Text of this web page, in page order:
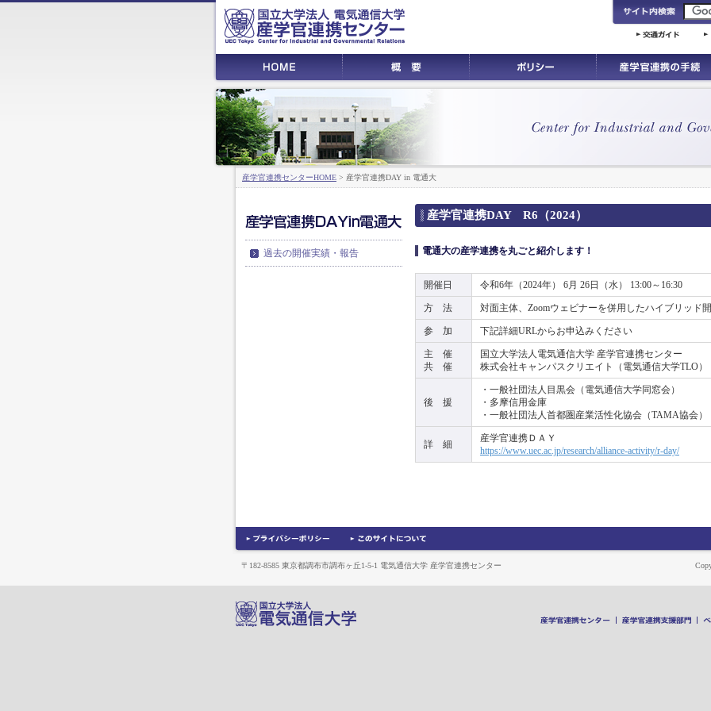
産学官連携センターHOME > 産学官連携DAY in 電通大
産学官連携DAY R6（2024）
電通大の産学連携を丸ごと紹介します！
開催日 令和6年（2024年） 6月 26日（水） 13:00～16:30
方 法 対面主体、Zoomウェビナーを併用したハイブリッド
参 加 下記詳細URLからお申込みください
主 催
共 催
国立大学法人電気通信大学 産学官連携センター
株式会社キャンパスクリエイト（電気通信大学TLO）
後 援
・一般社団法人目黒会（電気通信大学同窓会）
・多摩信用金庫
・一般社団法人首都圏産業活性化協会（TAMA協会）
詳 細
産学官連携ＤＡＹ
https://www.uec.ac.jp/research/alliance-activity/r-day/
過去の開催実績・報告
〒182-8585 東京都調布市調布ヶ丘1-5-1 電気通信大学 産学官連携センター